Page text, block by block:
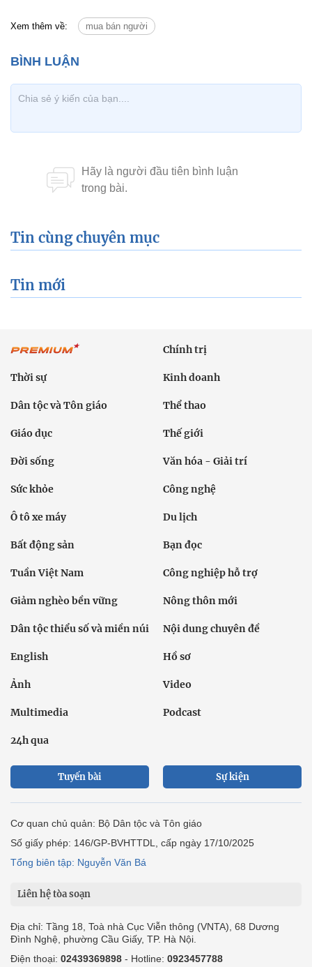
Xem thêm về: mua bán người
Tin cùng chuyên mục
Tin mới
Chính trị
Thời sự Kinh doanh
Dân tộc và Tôn giáo Thể thao
Giáo dục Thế giới
Đời sống Văn hóa - Giải trí
Sức khỏe Công nghệ
Ô tô xe máy Du lịch
Bất động sản Bạn đọc
Tuần Việt Nam Công nghiệp hỗ trợ
Giảm nghèo bền vững Nông thôn mới
Dân tộc thiểu số và miền núi Nội dung chuyên đề
English Hồ sơ
Ảnh Video
Multimedia Podcast
24h qua
Tuyến bài Sự kiện
Cơ quan chủ quản: Bộ Dân tộc và Tôn giáo
Số giấy phép: 146/GP-BVHTTDL, cấp ngày 17/10/2025
Tổng biên tập: Nguyễn Văn Bá
Liên hệ tòa soạn
Địa chỉ: Tầng 18, Toà nhà Cục Viễn thông (VNTA), 68 Dương
Đình Nghệ, phường Cầu Giấy, TP. Hà Nội.
Điện thoại: 02439369898 - Hotline: 0923457788